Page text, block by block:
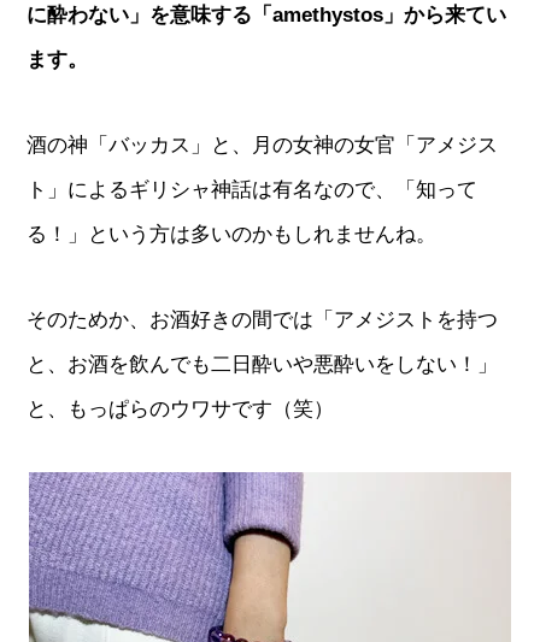
に酔わない」を意味する「amethystos」から来てい
ます。
酒の神「バッカス」と、月の女神の女官「アメジス
ト」によるギリシャ神話は有名なので、「知って
る！」という方は多いのかもしれませんね。
そのためか、お酒好きの間では「アメジストを持つ
と、お酒を飲んでも二日酔いや悪酔いをしない！」
と、もっぱらのウワサです（笑）